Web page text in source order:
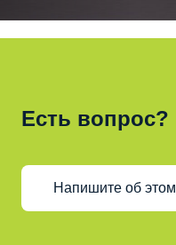
Есть вопрос?
Напишите об этом